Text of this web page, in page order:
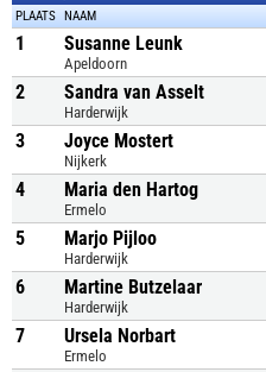
PLAATS NAAM
1 Susanne Leunk
Apeldoorn
2 Sandra van Asselt
Harderwijk
3 Joyce Mostert
Nijkerk
4 Maria den Hartog
Ermelo
5 Marjo Pijloo
Harderwijk
6 Martine Butzelaar
Harderwijk
7 Ursela Norbart
Ermelo